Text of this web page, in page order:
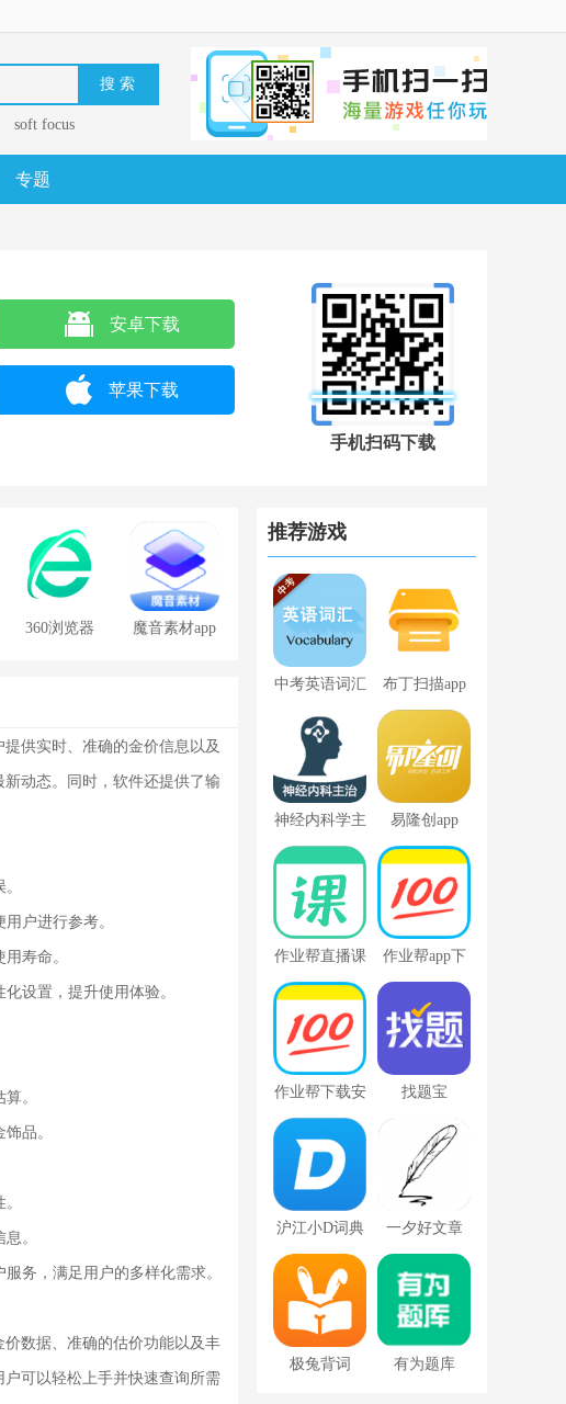
soft focus
专题
安卓下载
苹果下载
手机扫码下载
360浏览器 魔音素材app
供实时、准确的金价信息以及
动态。同时，软件还提供了输
户进行参考。
寿命。
设置，提升使用体验。
。
品。
。
务，满足用户的多样化需求。
数据、准确的估价功能以及丰
可以轻松上手并快速查询所需
推荐游戏
中考英语词汇 布丁扫描app
神经内科学主 易隆创app
作业帮直播课
下载app
作业帮app下
载免费2022最
新版
作业帮下载安 找题宝
沪江小D词典
app去广告版
一夕好文章
极兔背词 有为题库